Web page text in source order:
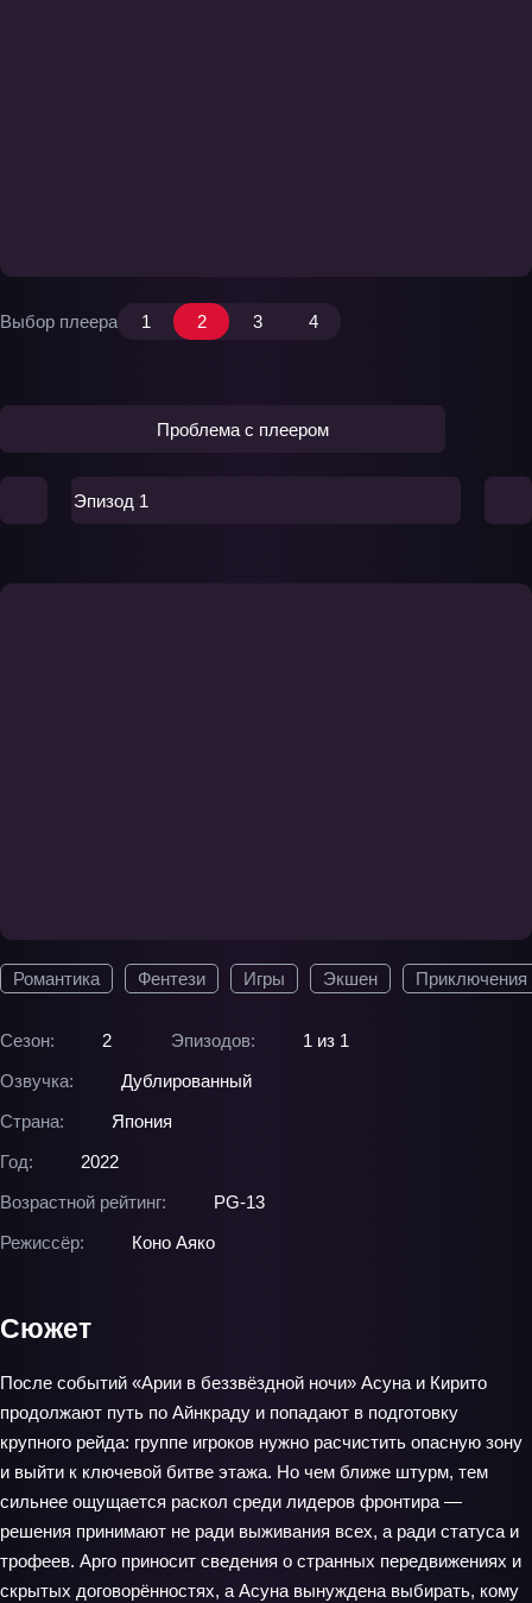
Романтика Фентези Игры Экшен Приключения
Сезон: 2 Эпизодов:
1 из 1
Озвучка:
Дублированный
Страна:
Япония
Год:
2022
Возрастной рейтинг:
PG-13
Режиссёр:
Коно Аяко
Выбор плеера 1 2 3 4
Проблема с плеером
Эпизод 1
Сюжет
После событий «Арии в беззвёздной ночи» Асуна и Кирито
продолжают путь по Айнкраду и попадают в подготовку
крупного рейда: группе игроков нужно расчистить опасную зону
и выйти к ключевой битве этажа. Но чем ближе штурм, тем
сильнее ощущается раскол среди лидеров фронтира —
решения принимают не ради выживания всех, а ради статуса и
трофеев. Арго приносит сведения о странных передвижениях и
скрытых договорённостях, а Асуна вынуждена выбирать, кому